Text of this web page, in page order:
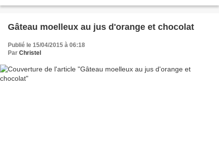
Gâteau moelleux au jus d'orange et chocolat
Publié le 15/04/2015 à 06:18
Par Christel